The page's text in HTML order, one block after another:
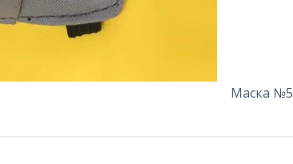
Маска №5